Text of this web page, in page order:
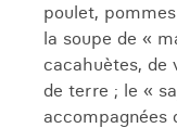
poulet,
la soupe de «
cacahuètes, de
de terre ; le «
accompagnées